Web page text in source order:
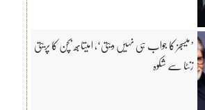
’میسجز کا جواب ہی نہیں دیتی‘، امیتابھ بچن کا پریتی
زنٹا سے شکوہ